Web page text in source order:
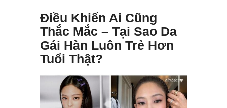
Điều Khiến Ai Cũng
Thắc Mắc – Tại Sao Da
Gái Hàn Luôn Trẻ Hơn
Tuổi Thật?